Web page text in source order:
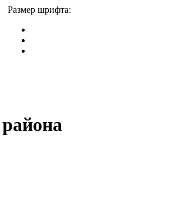
Размер шрифта: